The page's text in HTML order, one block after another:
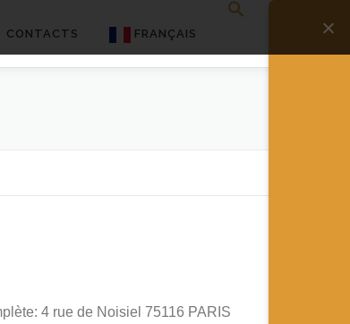
CONTACTS FRANÇAIS
4 rue de Noisiel 75116 PARIS